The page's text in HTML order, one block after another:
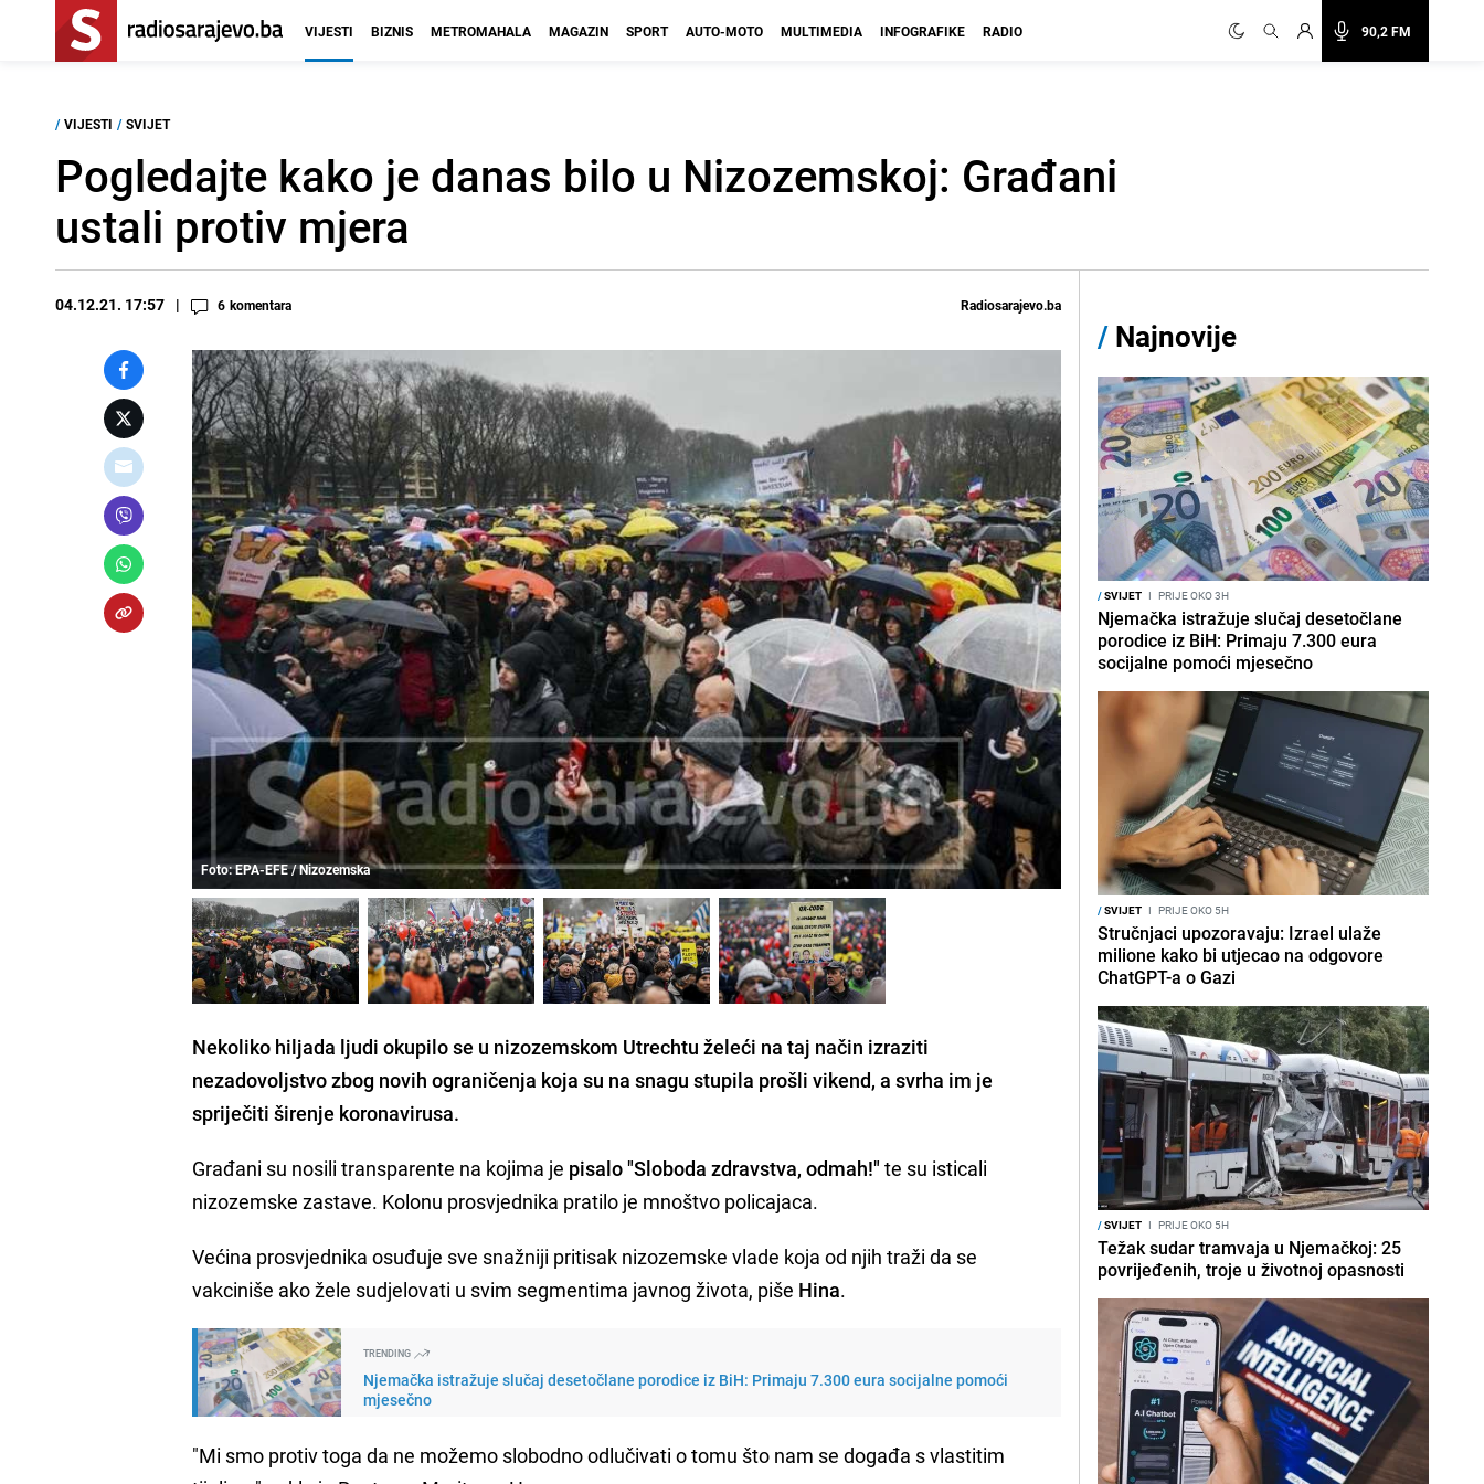
90,2 FM
VIJESTI BIZNIS METROMAHALA MAGAZIN SPORT AUTO-MOTO MULTIMEDIA INFOGRAFIKE RADIO
/ VIJESTI / SVIJET
Pogledajte kako je danas bilo u Nizozemskoj: Građani
ustali protiv mjera
04.12.21. 17:57 6 komentara Radiosarajevo.ba
Foto: EPA-EFE / Nizozemska
Nekoliko hiljada ljudi okupilo se u nizozemskom Utrechtu želeći na taj način izraziti
nezadovoljstvo zbog novih ograničenja koja su na snagu stupila prošli vikend, a svrha im je
spriječiti širenje koronavirusa.
Građani su nosili transparente na kojima je pisalo "Sloboda zdravstva, odmah!" te su isticali
nizozemske zastave. Kolonu prosvjednika pratilo je mnoštvo policajaca.
Većina prosvjednika osuđuje sve snažniji pritisak nizozemske vlade koja od njih traži da se
vakciniše ako žele sudjelovati u svim segmentima javnog života, piše Hina.
TRENDING
Njemačka istražuje slučaj desetočlane porodice iz BiH: Primaju 7.300 eura socijalne pomoći
mjesečno
"Mi smo protiv toga da ne možemo slobodno odlučivati o tomu što nam se događa s vlastitim
/ Najnovije
/SVIJET I PRIJE OKO 3H
Njemačka istražuje slučaj desetočlane
porodice iz BiH: Primaju 7.300 eura
socijalne pomoći mjesečno
/SVIJET I PRIJE OKO 5H
Stručnjaci upozoravaju: Izrael ulaže
milione kako bi utjecao na odgovore
ChatGPT-a o Gazi
/SVIJET I PRIJE OKO 5H
Težak sudar tramvaja u Njemačkoj: 25
povrijeđenih, troje u životnoj opasnosti